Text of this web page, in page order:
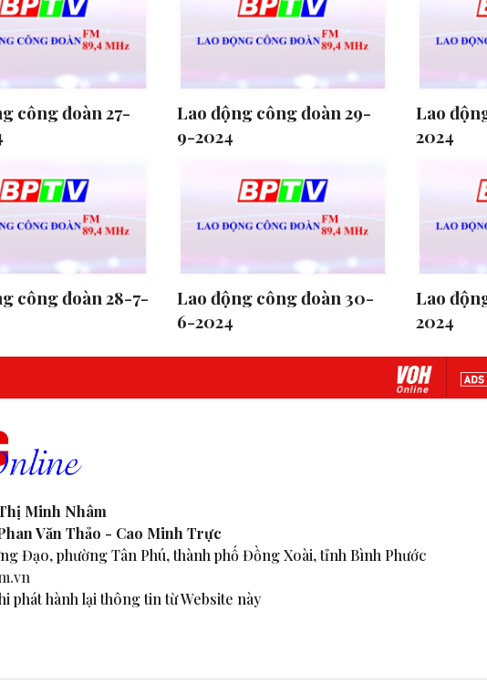
công đoàn 27-
Lao động công đoàn 29-
9-2024
Lao
2024
công đoàn 28-7-
Lao động công đoàn 30-
6-2024
Lao
2024
Minh Nhâm
Văn Thảo - Cao Minh Trực
Đạo, phường Tân Phú, thành phố Đồng Xoài, tỉnh Bình Phước
phát hành lại thông tin từ Website này